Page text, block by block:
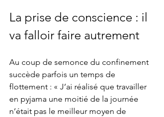
La prise de conscience : il
va falloir faire autrement
Au coup de semonce du confinement
succède parfois un temps de
flottement : « J’ai réalisé que travailler
en pyjama une moitié de la journée
n’était pas le meilleur moyen de